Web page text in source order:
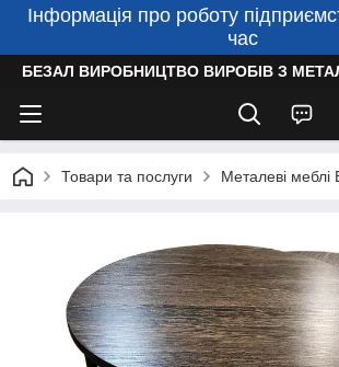
Інформація про роботу
час
БЕЗАЛ ВИРОБНИЦТВО ВИРОБІВ З
Товари та послуги Металеві меблі